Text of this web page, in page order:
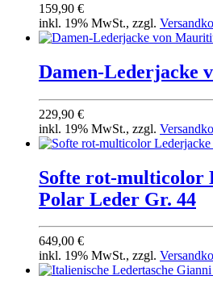
159,90 €
inkl. 19% MwSt., zzgl.
Damen-Lederjacke
229,90 €
inkl. 19% MwSt., zzgl.
Softe rot-multicolor
Polar Leder Gr. 44
649,00 €
inkl. 19% MwSt., zzgl.